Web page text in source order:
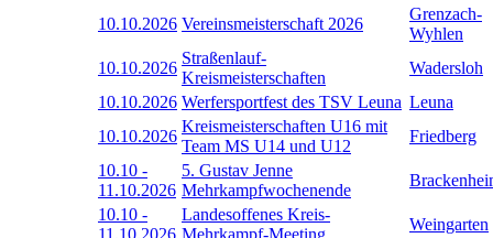
10.10.2026 Vereinsmeisterschaft 2026
Grenzach-
Wyhlen
10.10.2026
Straßenlauf-
Kreismeisterschaften
Wadersloh
10.10.2026 Werfersportfest des TSV Leuna Leuna
10.10.2026
Kreismeisterschaften U16 mit
Team MS U14 und U12
Friedberg
10.10 -
11.10.2026
5. Gustav Jenne
Mehrkampfwochenende
10.10 -
11.10.2026
Landesoffenes Kreis-
Mehrkampf-Meeting
Weingarten